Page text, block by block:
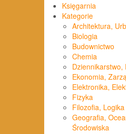
Księgarnia
Kategorie
Architektura,
Biologia
Budownictwo
Chemia
Dziennikarstwo,
Ekonomia,
Elektronika,
Fizyka
Filozofia, Logika
Geografia,
Środowiska